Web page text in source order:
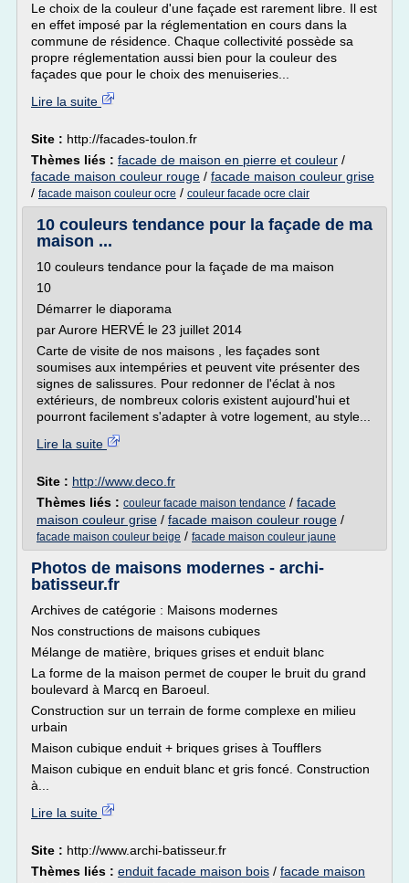
Le choix de la couleur d'une façade est rarement libre. Il est
en effet imposé par la réglementation en cours dans la
commune de résidence. Chaque collectivité possède sa
propre réglementation aussi bien pour la couleur des
façades que pour le choix des menuiseries...
Lire la suite
Site : http://facades-toulon.fr
Thèmes liés : facade de maison en pierre et couleur /
facade maison couleur rouge / facade maison couleur grise
/ facade maison couleur ocre / couleur facade ocre clair
10 couleurs tendance pour la façade de ma
maison ...
10 couleurs tendance pour la façade de ma maison
10
Démarrer le diaporama
par Aurore HERVÉ le 23 juillet 2014
Carte de visite de nos maisons , les façades sont
soumises aux intempéries et peuvent vite présenter des
signes de salissures. Pour redonner de l'éclat à nos
extérieurs, de nombreux coloris existent aujourd'hui et
pourront facilement s'adapter à votre logement, au style...
Lire la suite
Site : http://www.deco.fr
Thèmes liés : couleur facade maison tendance / facade
maison couleur grise / facade maison couleur rouge /
facade maison couleur beige / facade maison couleur jaune
Photos de maisons modernes - archi-
batisseur.fr
Archives de catégorie : Maisons modernes
Nos constructions de maisons cubiques
Mélange de matière, briques grises et enduit blanc
La forme de la maison permet de couper le bruit du grand
boulevard à Marcq en Baroeul.
Construction sur un terrain de forme complexe en milieu
urbain
Maison cubique enduit + briques grises à Toufflers
Maison cubique en enduit blanc et gris foncé. Construction
à...
Lire la suite
Site : http://www.archi-batisseur.fr
Thèmes liés : enduit facade maison bois / facade maison